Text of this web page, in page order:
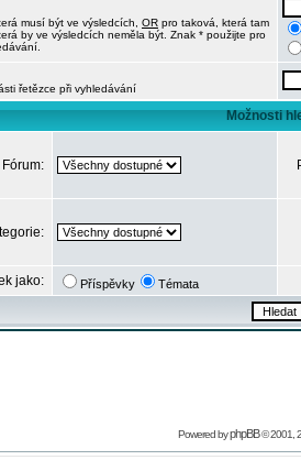
musí být ve výsledcích, OR pro taková, která tam
by ve výsledcích neměla být. Znak * použijte pro
řetězce při vyhledávání
Možnosti
Fórum:
jako: Příspěvky Témata
Powered byphpBB© 2001,